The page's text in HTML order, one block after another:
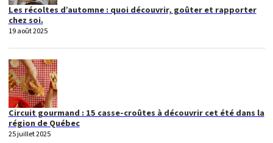
Les récoltes d’automne : quoi découvrir, goûter et rapporter
chez soi.
19 août 2025
Circuit gourmand : 15 casse-croûtes à découvrir cet été dans la
région de Québec
25 juillet 2025